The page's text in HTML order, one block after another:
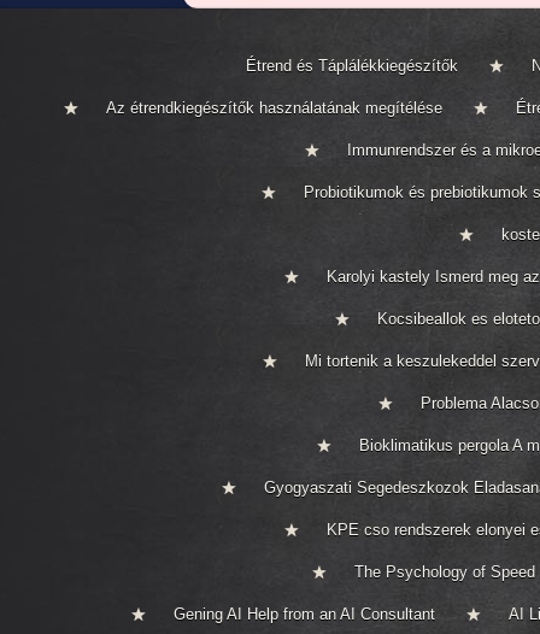
Étrend és Táplálékkiegészítők
Az étrendkiegészítők használatának megítélése
Immunrendszer és a
Probiotikumok és prebiotikumok
Karolyi kastely Ismerd meg
Kocsibeallok es
Mi tortenik a keszulekeddel
Problema
Bioklimatikus pergola A
Gyogyaszati Segedeszkozok
KPE cso rendszerek elonyei
The Psychology of
Gening AI Help from an AI Consultant AI